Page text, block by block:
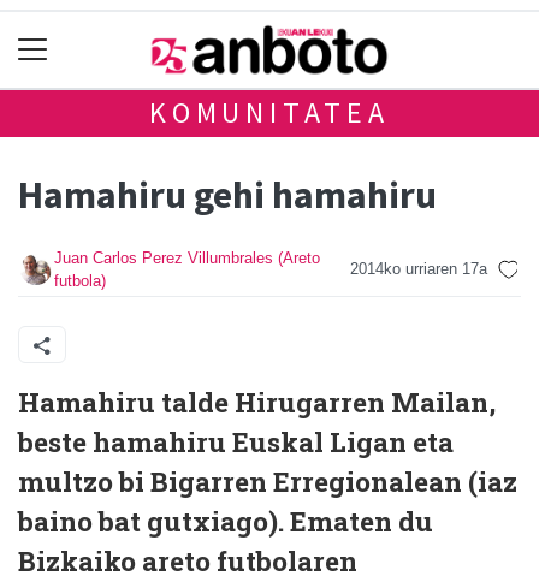
KOMUNITATEA
Hamahiru gehi hamahiru
Juan Carlos Perez Villumbrales (Areto
futbola)
2014ko urriaren 17a
Hamahiru talde Hirugarren Mailan,
beste hamahiru Euskal Ligan eta
multzo bi Bigarren Erregionalean (iaz
baino bat gutxiago). Ematen du
Bizkaiko areto futbolaren